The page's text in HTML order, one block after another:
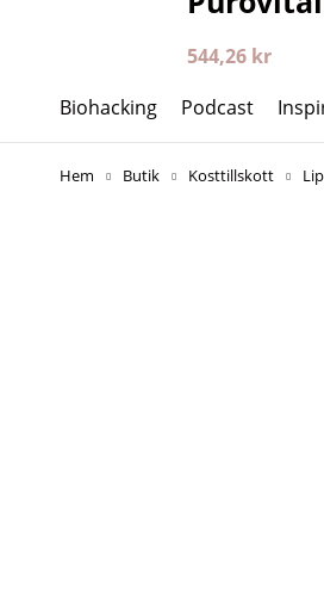
544,26 kr
Biohacking
Podcast
Hem Butik Kosttillskott